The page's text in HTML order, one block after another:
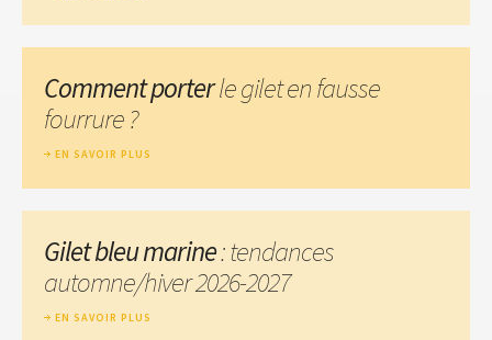
Comment porterle gilet en fausse
fourrure ?
EN SAVOIR PLUS
Gilet bleu marine: tendances
automne/hiver 2026-2027
EN SAVOIR PLUS